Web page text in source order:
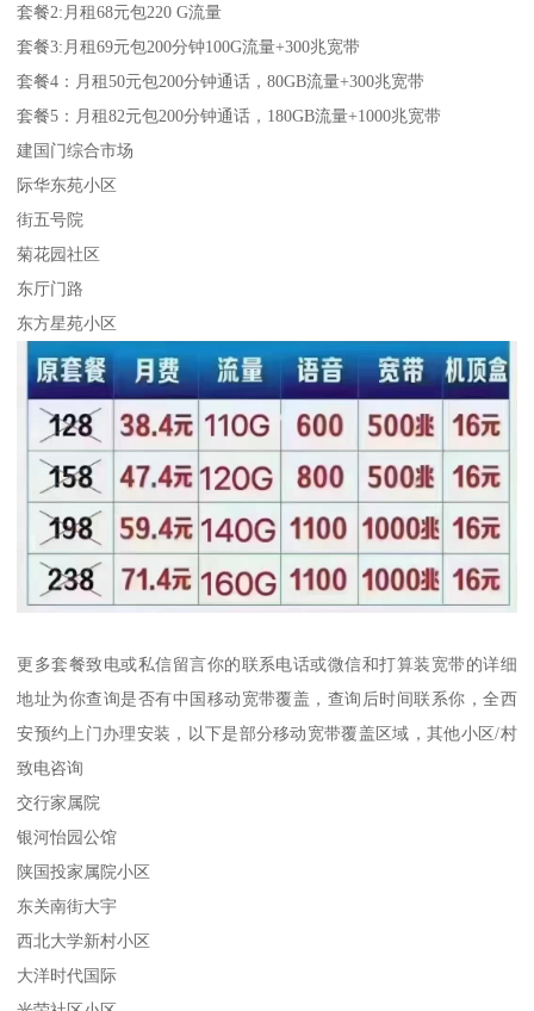
套餐2:月租68元包220 G流量
套餐3:月租69元包200分钟100G流量+300兆宽带
套餐4：月租50元包200分钟通话，80GB流量+300兆宽带
套餐5：月租82元包200分钟通话，180GB流量+1000兆宽带
建国门综合市场
际华东苑小区
街五号院
菊花园社区
东厅门路
东方星苑小区
更多套餐致电或私信留言你的联系电话或微信和打算装宽带的详细
地址为你查询是否有中国移动宽带覆盖，查询后时间联系你，全西
安预约上门办理安装，以下是部分移动宽带覆盖区域，其他小区/村
致电咨询
交行家属院
银河怡园公馆
陕国投家属院小区
东关南街大宇
西北大学新村小区
大洋时代国际